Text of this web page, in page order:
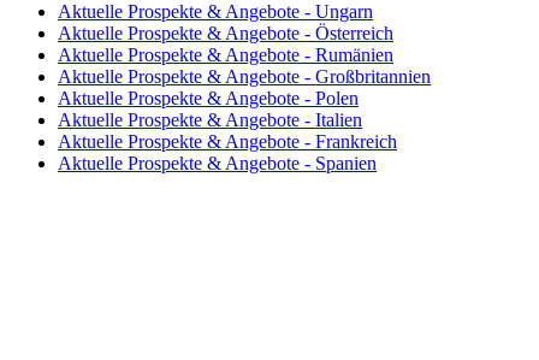
Aktuelle Prospekte & Angebote - Ungarn
Aktuelle Prospekte & Angebote - Österreich
Aktuelle Prospekte & Angebote - Rumänien
Aktuelle Prospekte & Angebote - Großbritannien
Aktuelle Prospekte & Angebote - Polen
Aktuelle Prospekte & Angebote - Italien
Aktuelle Prospekte & Angebote - Frankreich
Aktuelle Prospekte & Angebote - Spanien